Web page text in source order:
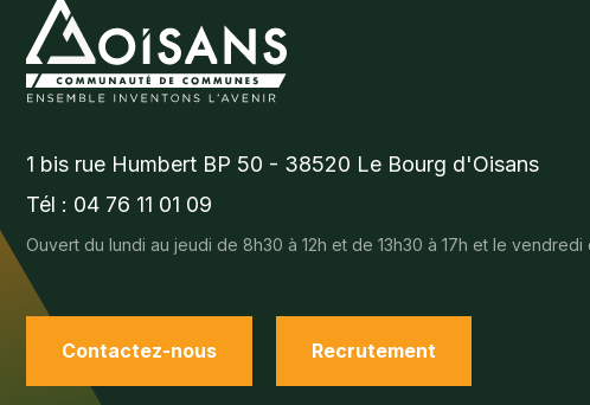
1 bis rue Humbert BP 50 - 38520 Le Bourg d'Oisans
Tél : 04 76 11 01 09
Ouvert du lundi au jeudi de 8h30 à 12h et de 13h30 à 17h et le vendredi
Contactez-nous Recrutement